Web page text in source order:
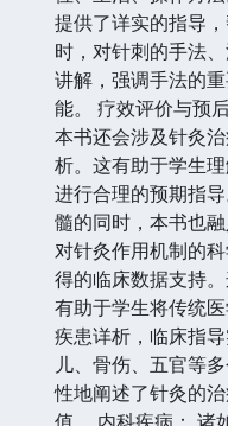
提供了详实的指导
时，对针刺的手法
讲解，强调手法的
能。 疗效评价与预
本书还会涉及针灸
析。这有助于学生
进行合理的预期指
髓的同时，本书也
对针灸作用机制的
得的临床数据支持
有助于学生将传统
疾患详析，临床指
儿、骨伤、五官等
性地阐述了针灸的